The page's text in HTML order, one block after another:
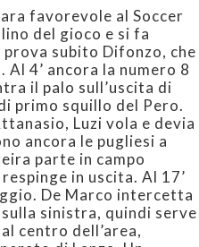
favorevole al Soccer
del gioco e si fa
subito Difonzo, che
4’ ancora la numero 8
il palo sull’uscita di
primo squillo del Pero.
Luzi vola e devia
ancora le pugliesi a
parte in campo
in uscita. Al 17’
De Marco intercetta
sinistra, quindi serve
centro dell’area,